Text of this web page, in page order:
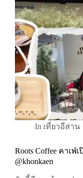
In เที่ยวอีสาน
Roots Coffee คาเ
@khonkaen